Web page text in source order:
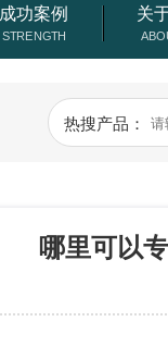
成功案例 关
热搜产品：
哪里可以